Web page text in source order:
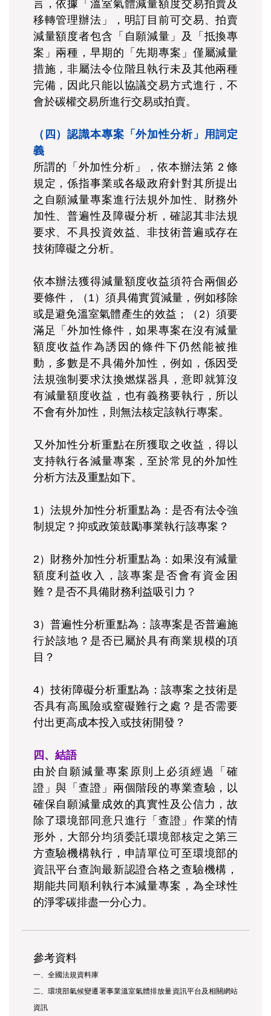
言，依據「溫室氣體減量額度交易拍賣及
移轉管理辦法」，明訂目前可交易、拍賣
減量額度者包含「自願減量」及「抵換專
案」兩種，早期的「先期專案」僅屬減量
措施，非屬法令位階且執行未及其他兩種
完備，因此只能以協議交易方式進行，不
會於碳權交易所進行交易或拍賣。
（四）認識本專案「外加性分析」用詞定
義
所謂的「外加性分析」，依本辦法第 2 條
規定，係指事業或各級政府針對其所提出
之自願減量專案進行法規外加性、財務外
加性、普遍性及障礙分析，確認其非法規
要求、不具投資效益、非技術普遍或存在
技術障礙之分析。
依本辦法獲得減量額度收益須符合兩個必
要條件，（1）須具備實質減量，例如移除
或是避免溫室氣體產生的效益；（2）須要
滿足「外加性條件，如果專案在沒有減量
額度收益作為誘因的條件下仍然能被推
動，多數是不具備外加性，例如，係因受
法規強制要求汰換燃煤器具，意即就算沒
有減量額度收益，也有義務要執行，所以
不會有外加性，則無法核定該執行專案。
又外加性分析重點在所獲取之收益，得以
支持執行各減量專案，至於常見的外加性
分析方法及重點如下。
1）法規外加性分析重點為：是否有法令強
制規定？抑或政策鼓勵事業執行該專案？
2）財務外加性分析重點為：如果沒有減量
額度利益收入，該專案是否會有資金困
難？是否不具備財務利益吸引力？
3）普遍性分析重點為：該專案是否普遍施
行於該地？是否已屬於具有商業規模的項
目？
4）技術障礙分析重點為：該專案之技術是
否具有高風險或窒礙難行之處？是否需要
付出更高成本投入或技術開發？
四、結語
由於自願減量專案原則上必須經過「確
證」與「查證」兩個階段的專業查驗，以
確保自願減量成效的真實性及公信力，故
除了環境部同意只進行「查證」作業的情
形外，大部分均須委託環境部核定之第三
方查驗機構執行，申請單位可至環境部的
資訊平台查詢最新認證合格之查驗機構，
期能共同順利執行本減量專案，為全球性
的淨零碳排盡一分心力。
參考資料
一、全國法規資料庫
二、環境部氣候變遷署事業溫室氣體排放量資訊平台及相關網站
資訊